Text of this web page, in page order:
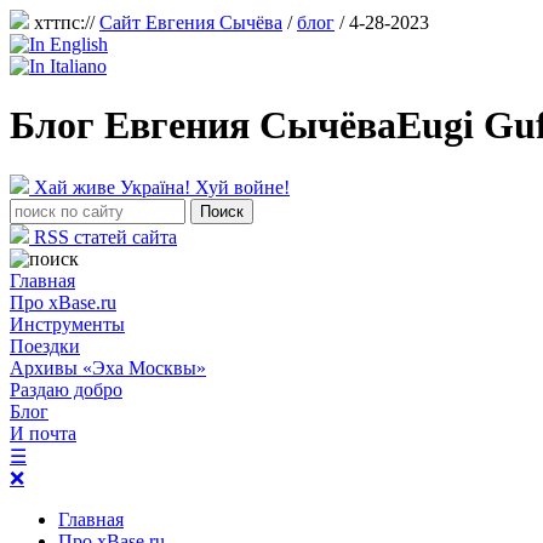
хттпс://Сайт Евгения Сычёва /блог / 4-28-2023
Блог Евгения СычёваEugi
Хай живе Україна! Хуй войне!
RSS статей сайта
Главная
Про xBase.ru
Инструменты
Поездки
Архивы «Эха Москвы»
Раздаю добро
Блог
И почта
☰
❌
Главная